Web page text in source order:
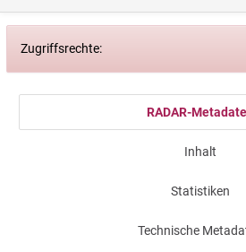
Zugriffsrechte:
RADAR-
Inhalt
Statistiken
Technische